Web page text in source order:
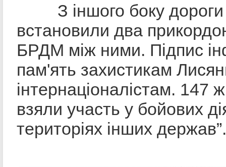
З іншого боку дороги
встановили два
БРДМ між ними. Підпис
пам'ять захистикам
інтернаціоналістам. 147
взяли участь у бойових
територіях інших держав”.